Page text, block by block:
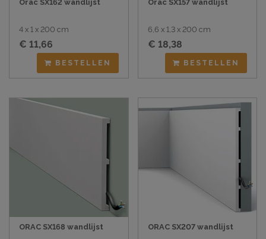
Orac SX162 wandlijst
4 x 1 x 200 cm
€ 11,66
BESTELLEN
Orac SX157 wandlijst
6,6 x 1,3 x 200 cm
€ 18,38
BESTELLEN
ORAC SX168 wandlijst ORAC SX207 wandlijst